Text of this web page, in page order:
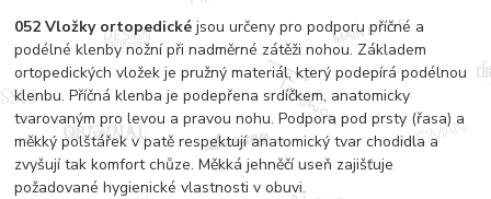
052 Vložky ortopedickéjsou určeny pro podporu příčné a
podélné klenby nožní při nadměrné zátěži nohou. Základem
ortopedických vložek je pružný materiál, který podepírá podélnou
klenbu. Příčná klenba je podepřena srdíčkem, anatomicky
tvarovaným pro levou a pravou nohu. Podpora pod prsty (řasa) a
měkký polštářek v patě respektují anatomický tvar chodidla a
zvyšují tak komfort chůze. Měkká jehněčí useň zajišťuje
požadované hygienické vlastnosti v obuvi.